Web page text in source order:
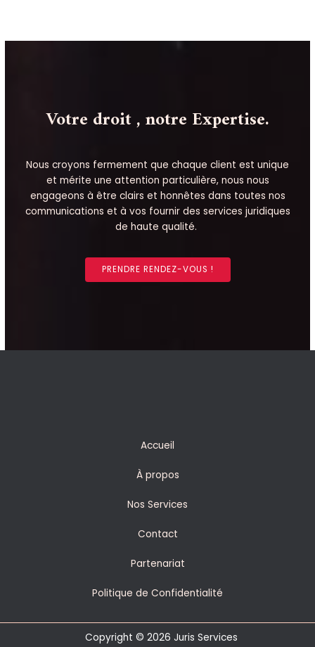
Votre droit , notre Expertise.
Nous croyons fermement que chaque client est unique
et mérite une attention particulière, nous nous
engageons à être clairs et honnêtes dans toutes nos
communications et à vos fournir des services juridiques
de haute qualité.
PRENDRE RENDEZ-VOUS !
Accueil
À propos
Nos Services
Contact
Partenariat
Politique de Confidentialité
Copyright © 2026 Juris Services